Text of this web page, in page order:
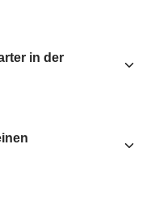
in der